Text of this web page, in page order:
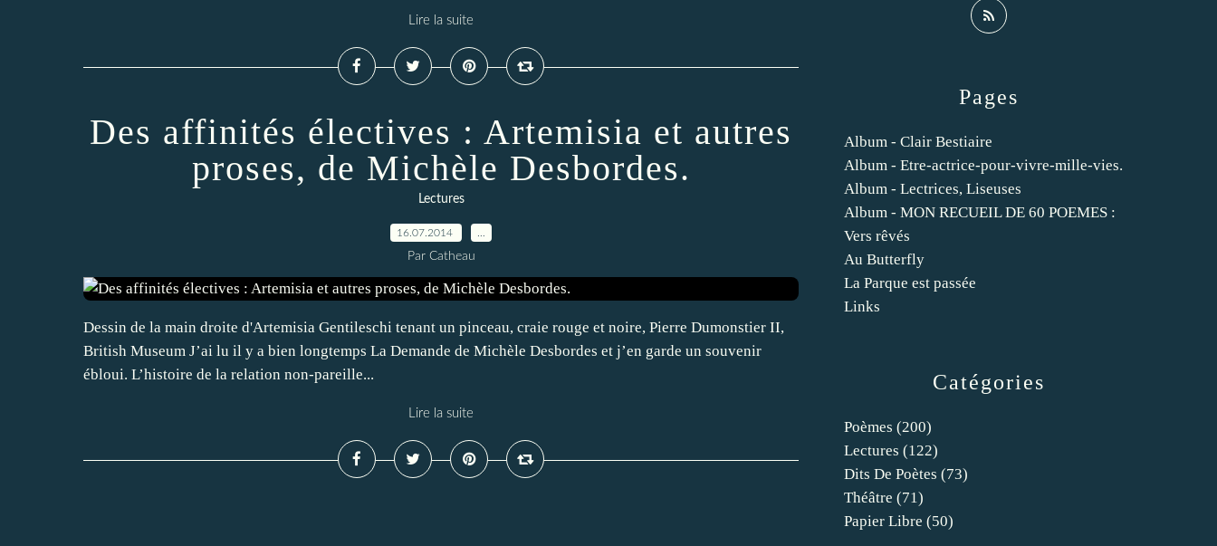
Lire la suite
Des affinités électives : Artemisia et autres
proses, de Michèle Desbordes.
Lectures
16.07.2014
Par Catheau
Dessin de la main droite d'Artemisia Gentileschi tenant un pinceau, craie rouge et noire, Pierre Dumonstier II,
British Museum J’ai lu il y a bien longtemps La Demande de Michèle Desbordes et j’en garde un souvenir
ébloui. L’histoire de la relation non-pareille...
Lire la suite
Catégories
Poèmes (200)
Lectures (122)
Dits De Poètes (73)
Théâtre (71)
Papier Libre (50)
Pages
Album - Clair Bestiaire
Album - Etre-actrice-pour-vivre-mille-vies.
Album - Lectrices, Liseuses
Album - MON RECUEIL DE 60 POEMES :
Vers rêvés
Au Butterfly
La Parque est passée
Links